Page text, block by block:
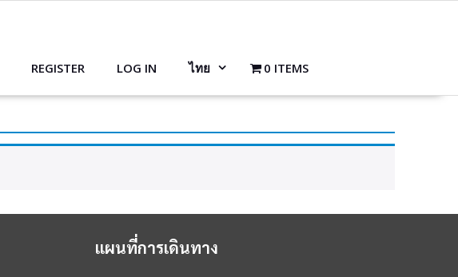
REGISTER LOG IN ไทย 0 ITEMS
แผนที่การเดินทาง